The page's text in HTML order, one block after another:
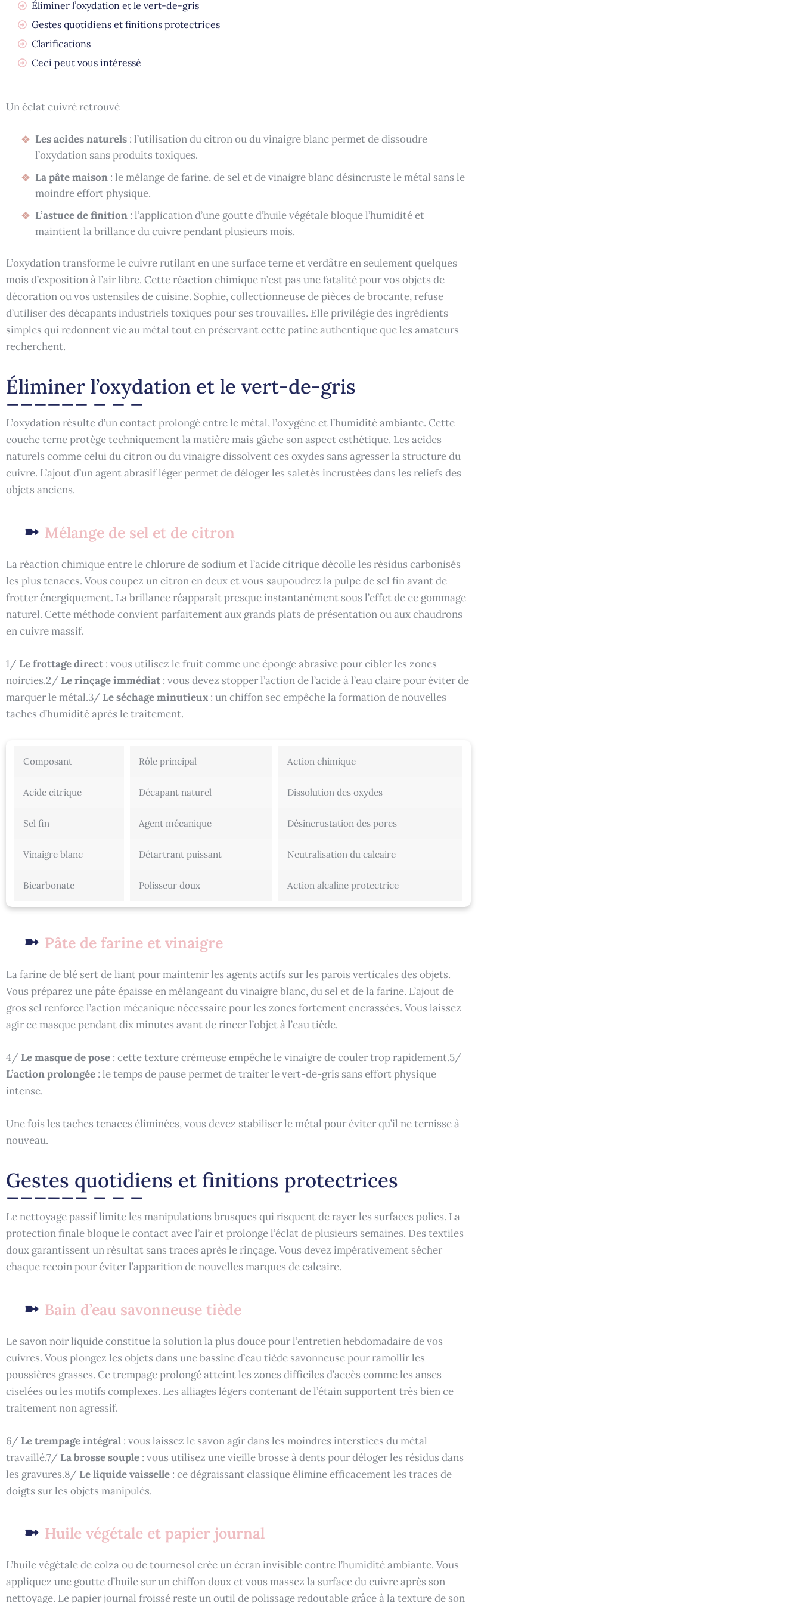
Éliminer l’oxydation et le vert-de-gris
Gestes quotidiens et finitions protectrices
Clarifications
Ceci peut vous intéressé
Un éclat cuivré retrouvé
Les acides naturels : l’utilisation du citron ou du vinaigre blanc permet de dissoudre
l’oxydation sans produits toxiques.
La pâte maison : le mélange de farine, de sel et de vinaigre blanc désincruste le métal sans le
moindre effort physique.
L’astuce de finition : l’application d’une goutte d’huile végétale bloque l’humidité et
maintient la brillance du cuivre pendant plusieurs mois.
L’oxydation transforme le cuivre rutilant en une surface terne et verdâtre en seulement quelques
mois d’exposition à l’air libre. Cette réaction chimique n’est pas une fatalité pour vos objets de
décoration ou vos ustensiles de cuisine. Sophie, collectionneuse de pièces de brocante, refuse
d’utiliser des décapants industriels toxiques pour ses trouvailles. Elle privilégie des ingrédients
simples qui redonnent vie au métal tout en préservant cette patine authentique que les amateurs
recherchent.
Éliminer l’oxydation et le vert-de-gris
L’oxydation résulte d’un contact prolongé entre le métal, l’oxygène et l’humidité ambiante. Cette
couche terne protège techniquement la matière mais gâche son aspect esthétique. Les acides
naturels comme celui du citron ou du vinaigre dissolvent ces oxydes sans agresser la structure du
cuivre. L’ajout d’un agent abrasif léger permet de déloger les saletés incrustées dans les reliefs des
objets anciens.
Mélange de sel et de citron
La réaction chimique entre le chlorure de sodium et l’acide citrique décolle les résidus carbonisés
les plus tenaces. Vous coupez un citron en deux et vous saupoudrez la pulpe de sel fin avant de
frotter énergiquement. La brillance réapparaît presque instantanément sous l’effet de ce gommage
naturel. Cette méthode convient parfaitement aux grands plats de présentation ou aux chaudrons
en cuivre massif.
1/ Le frottage direct : vous utilisez le fruit comme une éponge abrasive pour cibler les zones
noircies.2/ Le rinçage immédiat : vous devez stopper l’action de l’acide à l’eau claire pour éviter de
marquer le métal.3/ Le séchage minutieux : un chiffon sec empêche la formation de nouvelles
taches d’humidité après le traitement.
Composant Rôle principal Action chimique
Acide citrique Décapant naturel Dissolution des oxydes
Sel fin Agent mécanique Désincrustation des pores
Vinaigre blanc Détartrant puissant Neutralisation du calcaire
Bicarbonate Polisseur doux Action alcaline protectrice
Pâte de farine et vinaigre
La farine de blé sert de liant pour maintenir les agents actifs sur les parois verticales des objets.
Vous préparez une pâte épaisse en mélangeant du vinaigre blanc, du sel et de la farine. L’ajout de
gros sel renforce l’action mécanique nécessaire pour les zones fortement encrassées. Vous laissez
agir ce masque pendant dix minutes avant de rincer l’objet à l’eau tiède.
4/ Le masque de pose : cette texture crémeuse empêche le vinaigre de couler trop rapidement.5/
L’action prolongée : le temps de pause permet de traiter le vert-de-gris sans effort physique
intense.
Une fois les taches tenaces éliminées, vous devez stabiliser le métal pour éviter qu’il ne ternisse à
nouveau.
Gestes quotidiens et finitions protectrices
Le nettoyage passif limite les manipulations brusques qui risquent de rayer les surfaces polies. La
protection finale bloque le contact avec l’air et prolonge l’éclat de plusieurs semaines. Des textiles
doux garantissent un résultat sans traces après le rinçage. Vous devez impérativement sécher
chaque recoin pour éviter l’apparition de nouvelles marques de calcaire.
Bain d’eau savonneuse tiède
Le savon noir liquide constitue la solution la plus douce pour l’entretien hebdomadaire de vos
cuivres. Vous plongez les objets dans une bassine d’eau tiède savonneuse pour ramollir les
poussières grasses. Ce trempage prolongé atteint les zones difficiles d’accès comme les anses
ciselées ou les motifs complexes. Les alliages légers contenant de l’étain supportent très bien ce
traitement non agressif.
6/ Le trempage intégral : vous laissez le savon agir dans les moindres interstices du métal
travaillé.7/ La brosse souple : vous utilisez une vieille brosse à dents pour déloger les résidus dans
les gravures.8/ Le liquide vaisselle : ce dégraissant classique élimine efficacement les traces de
doigts sur les objets manipulés.
Huile végétale et papier journal
L’huile végétale de colza ou de tournesol crée un écran invisible contre l’humidité ambiante. Vous
appliquez une goutte d’huile sur un chiffon doux et vous massez la surface du cuivre après son
nettoyage. Le papier journal froissé reste un outil de polissage redoutable grâce à la texture de son